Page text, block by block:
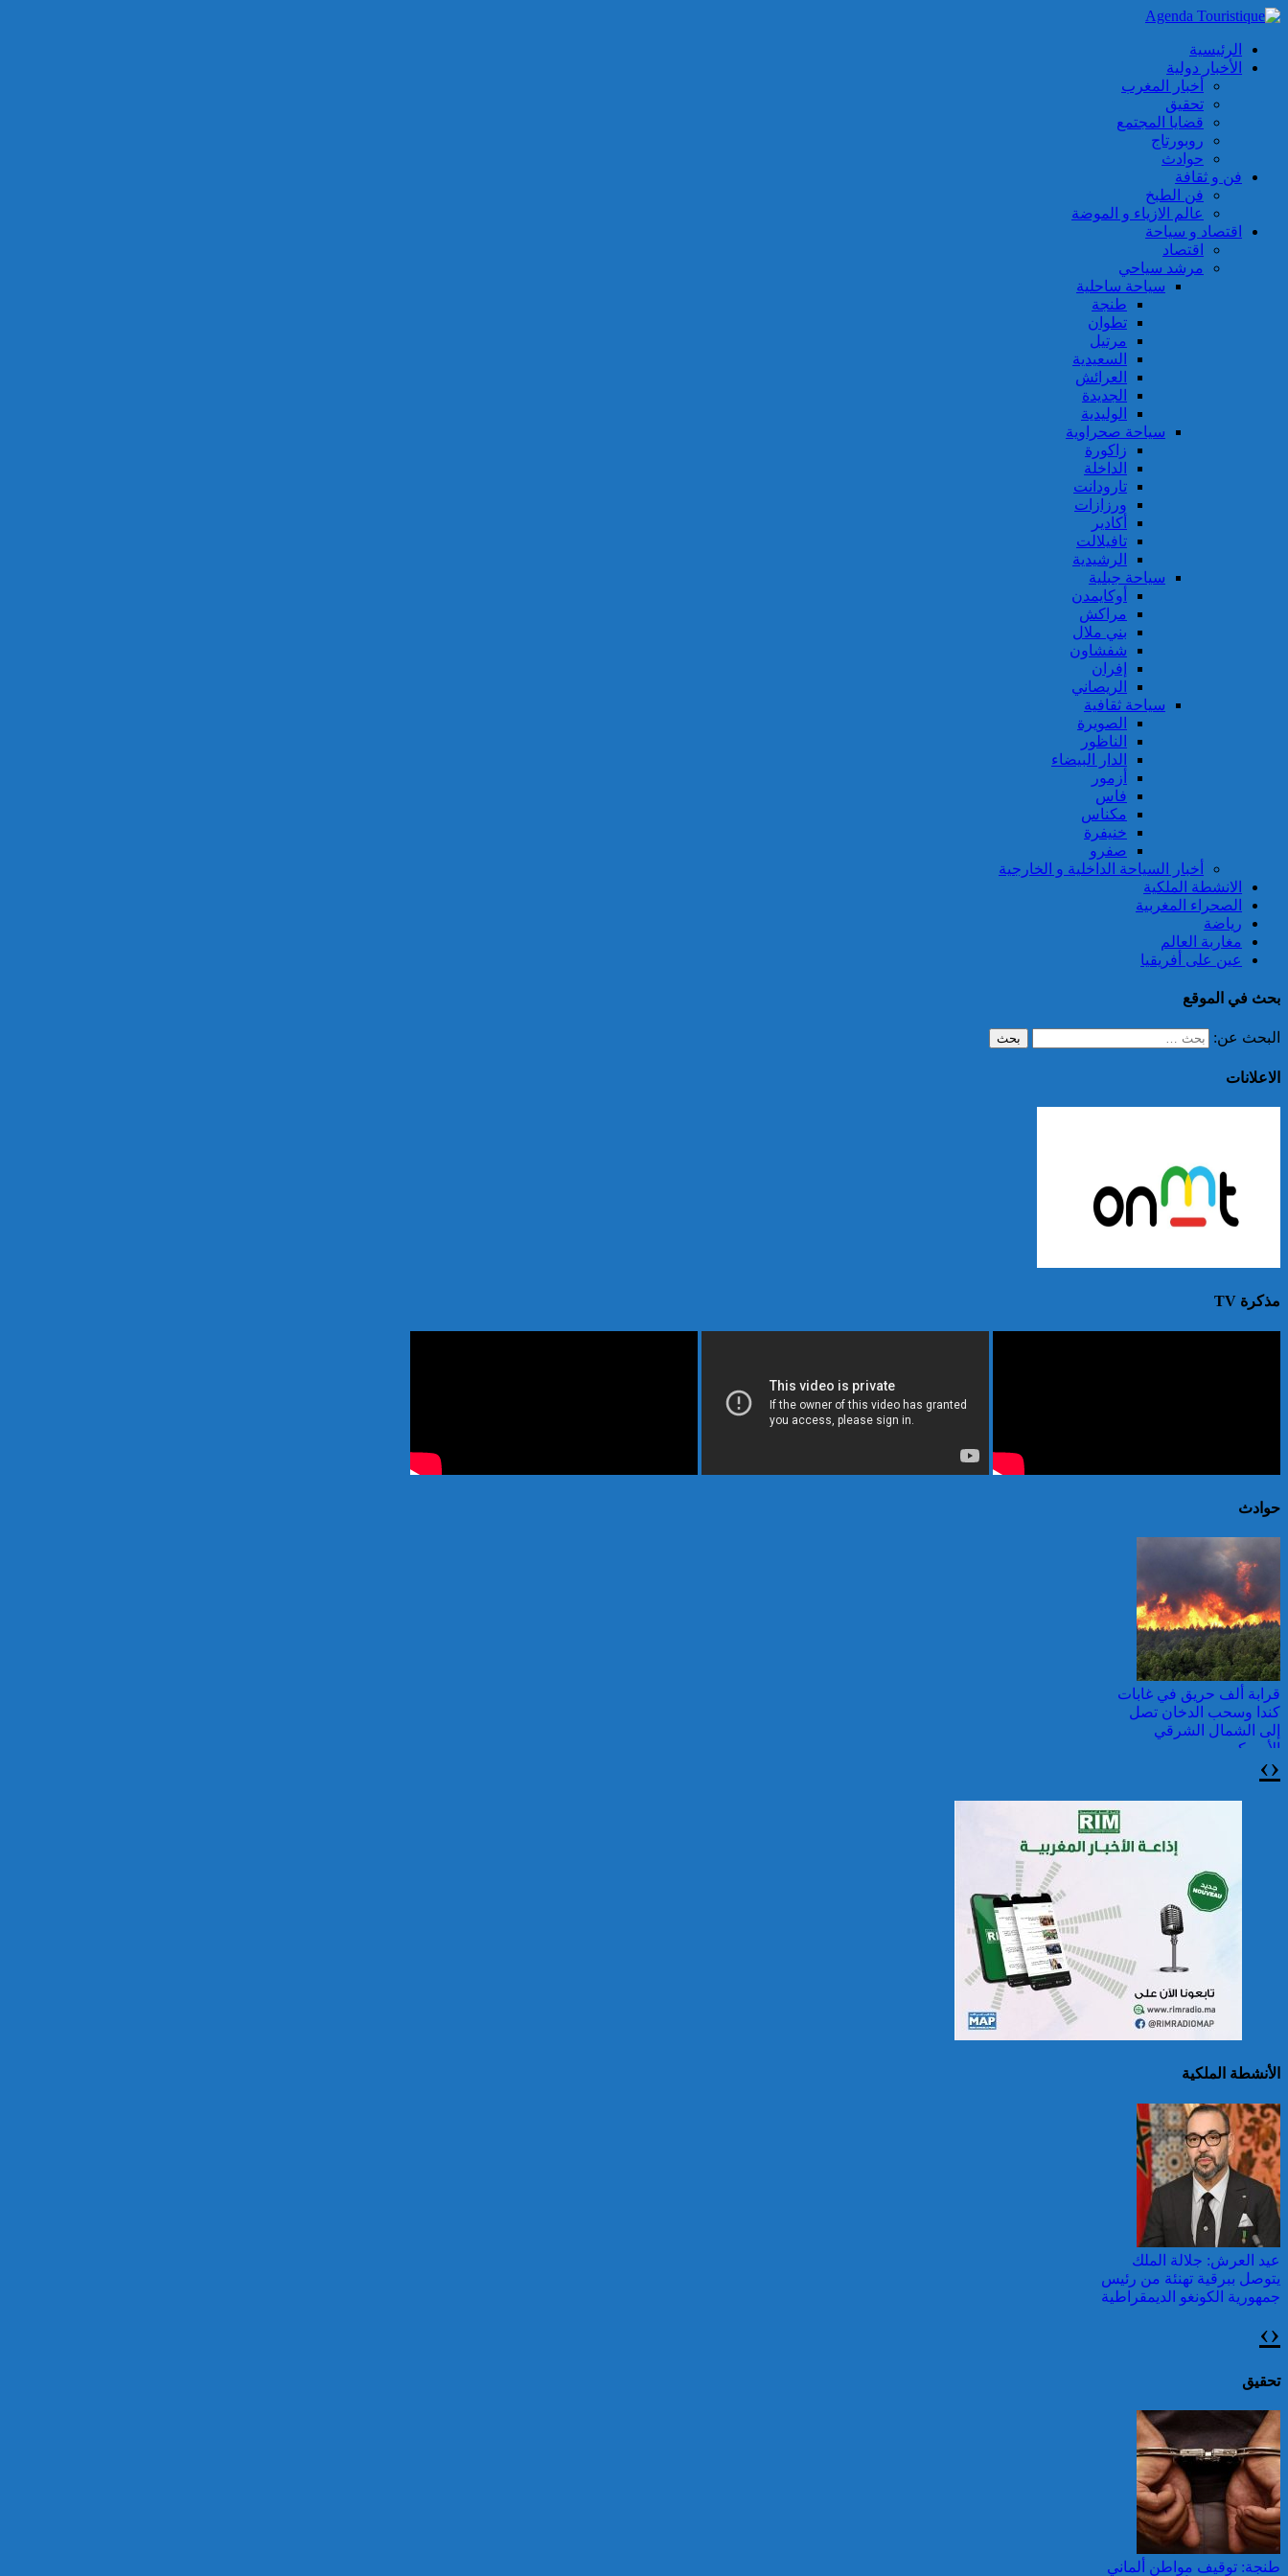
الرئيسية
الأخبار دولية
أخبار المغرب
تحقيق
قضايا المجتمع
روبورتاج
حوادث
فن و ثقافة
فن الطبخ
عالم الازياء و الموضة
اقتصاد و سياحة
اقتصاد
مرشد سياحي
سياحة ساحلية
طنجة
تطوان
مرتيل
السعيدية
العرائش
الجديدة
الوليدية
سياحة صحراوية
زاكورة
الداخلة
تارودانت
ورزازات
أكادير
تافيلالت
الرشيدية
سياحة جبلية
أوكايمدن
مراكش
بني ملال
شفشاون
إفران
الريصاني
سياحة ثقافية
الصويرة
الناظور
الدار البيضاء
أزمور
فاس
مكناس
خنيفرة
صفرو
أخبار السياحة الداخلية و الخارجية
الانشطة الملكية
الصحراء المغربية
رياضة
مغاربة العالم
عين على أفريقيا
بحث في الموقع
البحث عن:
الاعلانات
مذكرة TV
حوادث
قرابة ألف حريق في غابات
كندا وسحب الدخان تصل
إلى الشمال الشرقي
الأمريكي
حرائق الغابات : الاتحاد
الأوروبي يعبئ إمكانياته
لدعم فرنسا والبرتغال
25 قتيلا و2823 جريحا
حصيلة حوادث السير
بالمناطق الحضرية خلال
الأسبوع المنصرم
حصيلة حوادث السير
الأسبوع المنصرم
42 قتيلا و3058 جريحا
حصيلة حوادث السير
‹
›
الأنشطة الملكية
عيد العرش: جلالة الملك
يتوصل ببرقية تهنئة من رئيس
جمهورية الكونغو الديمقراطية
عيد العرش: برقية تهنئة إلى
جلالة الملك من الأمينة العامة
للمنظمة الدولية للفرانكفونية
‹
›
تحقيق
طنجة: توقيف مواطن ألماني